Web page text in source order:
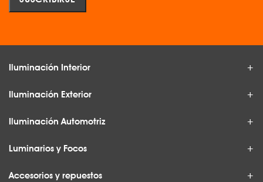
Iluminación Interior
Iluminación Exterior
Iluminación Automotriz
Luminarios y Focos
Accesorios y repuestos